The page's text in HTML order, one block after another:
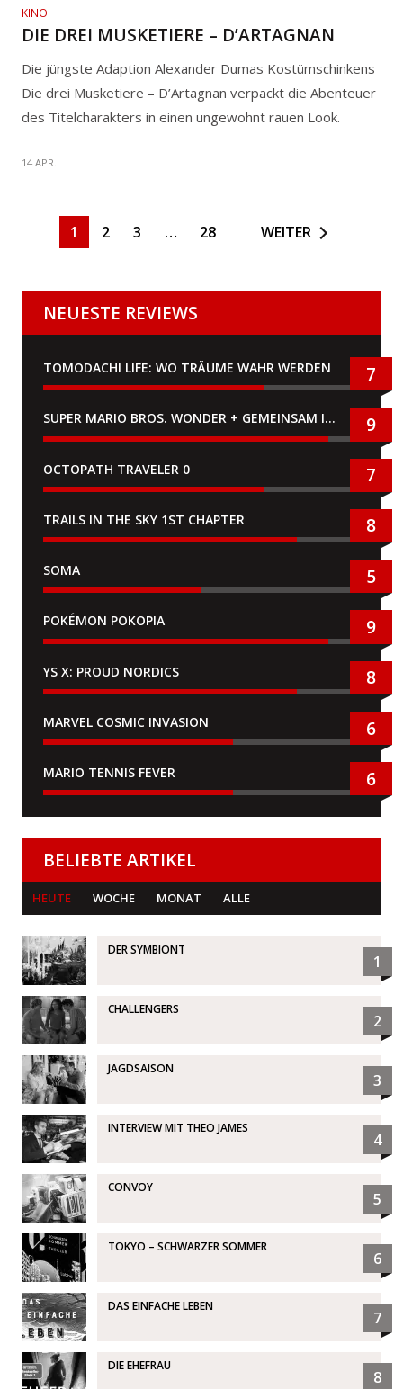
KINO
DIE DREI MUSKETIERE – D’ARTAGNAN
Die jüngste Adaption Alexander Dumas Kostümschinkens
Die drei Musketiere – D’Artagnan verpackt die Abenteuer
des Titelcharakters in einen ungewohnt rauen Look.
14 APR.
1 2 3 … 28 WEITER
NEUESTE REVIEWS
TOMODACHI LIFE: WO TRÄUME WAHR WERDEN 7
SUPER MARIO BROS. WONDER + GEMEINSAM IM BELLABEL-PARK 9
OCTOPATH TRAVELER 0 7
TRAILS IN THE SKY 1ST CHAPTER 8
SOMA 5
POKÉMON POKOPIA 9
YS X: PROUD NORDICS 8
MARVEL COSMIC INVASION 6
MARIO TENNIS FEVER 6
BELIEBTE ARTIKEL
HEUTE WOCHE MONAT ALLE
DER SYMBIONT
1
CHALLENGERS
2
JAGDSAISON
3
INTERVIEW MIT THEO JAMES
4
CONVOY
5
TOKYO – SCHWARZER SOMMER
6
DAS EINFACHE LEBEN
7
DIE EHEFRAU
8